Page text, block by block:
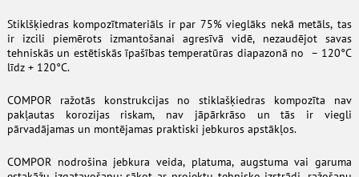
Stiklšķiedras kompozītmateriāls ir par 75% vieglāks nekā metāls, tas
ir izcili piemērots izmantošanai agresīvā vidē, nezaudējot savas
tehniskās un estētiskās īpašības temperatūras diapazonā no – 120°C
līdz + 120°C.
COMPOR ražotās konstrukcijas no stiklašķiedras kompozīta nav
pakļautas korozijas riskam, nav jāpārkrāso un tās ir viegli
pārvadājamas un montējamas praktiski jebkuros apstākļos.
COMPOR nodrošina jebkura veida, platuma, augstuma vai garuma